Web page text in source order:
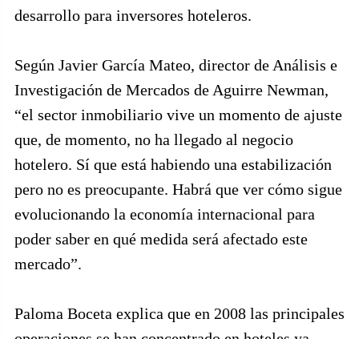
desarrollo para inversores hoteleros.
Según Javier García Mateo, director de Análisis e
Investigación de Mercados de Aguirre Newman,
“el sector inmobiliario vive un momento de ajuste
que, de momento, no ha llegado al negocio
hotelero. Sí que está habiendo una estabilización
pero no es preocupante. Habrá que ver cómo sigue
evolucionando la economía internacional para
poder saber en qué medida será afectado este
mercado”.
Paloma Boceta explica que en 2008 las principales